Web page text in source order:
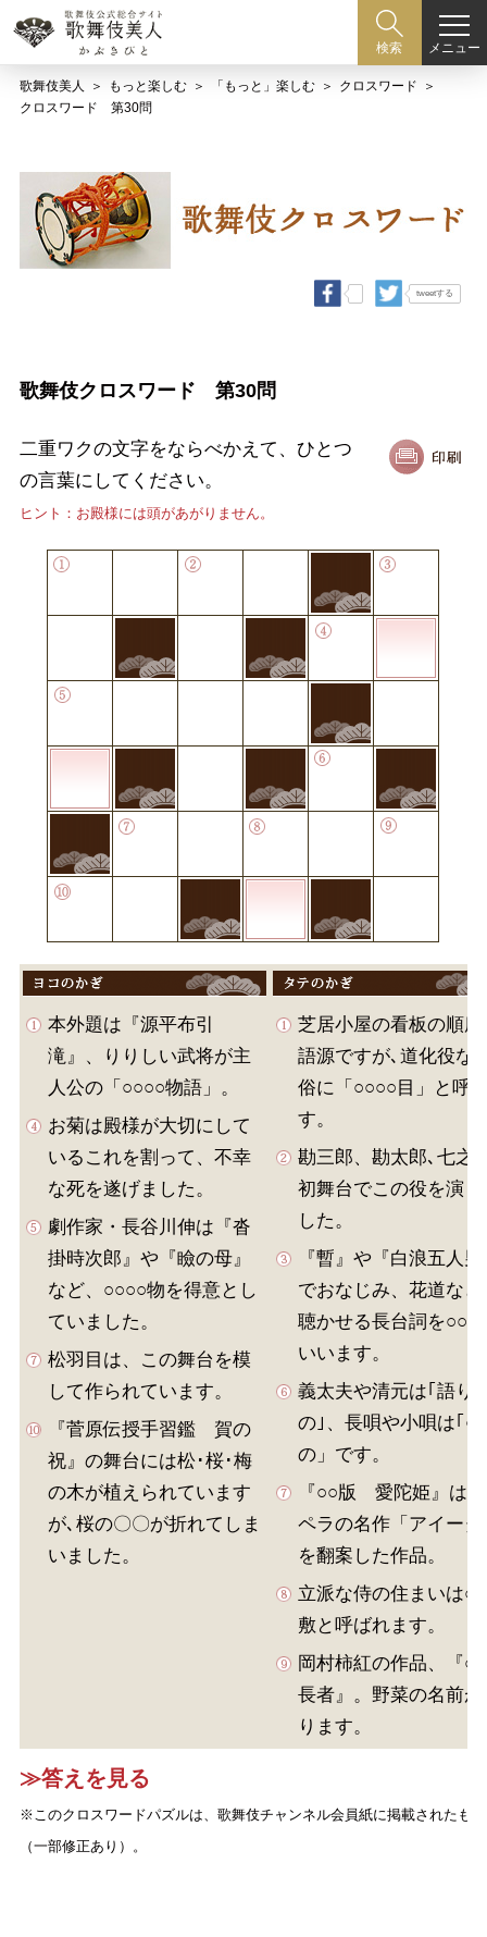
検索 メニュー
歌舞伎美人 もっと楽しむ 「もっと」楽しむ
クロスワード
クロスワード 第30問
tweetする
歌舞伎クロスワード 第30問
二重ワクの文字をならべかえて、ひとつ
の言葉にしてください。
ヒント：お殿様には頭があがりません。
本外題は『源平布引
滝』、りりしい武将が主
人公の「○○○○物語」。
お菊は殿様が大切にして
いるこれを割って、不幸
な死を遂げました。
劇作家・長谷川伸は『沓
掛時次郎』や『瞼の母』
など、○○○○物を得意とし
ていました。
松羽目は、この舞台を模
して作られています。
『菅原伝授手習鑑 賀の
祝』の舞台には松･桜･梅
の木が植えられています
が､桜の〇〇が折れてしま
いました。
芝居小屋の看板の順序
語源ですが､道化役な
俗に「○○○○目」と呼
す。
勘三郎、勘太郎､七之
初舞台でこの役を演じ
した。
『暫』や『白浪五人男
でおなじみ、花道など
聴かせる長台詞を○○○
いいます。
義太夫や清元は｢語り
の｣、長唄や小唄は｢○
の」です。
『○○版 愛陀姫』は
ペラの名作「アイーダ
を翻案した作品。
立派な侍の住まいは
敷と呼ばれます。
岡村柿紅の作品、『○
長者』。野菜の名前が
ります。
≫答えを見る
※このクロスワードパズルは、歌舞伎チャンネル会員紙に掲載されたも
（一部修正あり）。